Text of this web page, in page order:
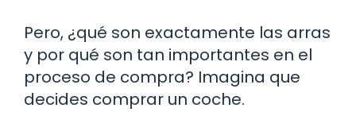
Pero, ¿qué son exactamente las arras
y por qué son tan importantes en el
proceso de compra? Imagina que
decides comprar un coche.